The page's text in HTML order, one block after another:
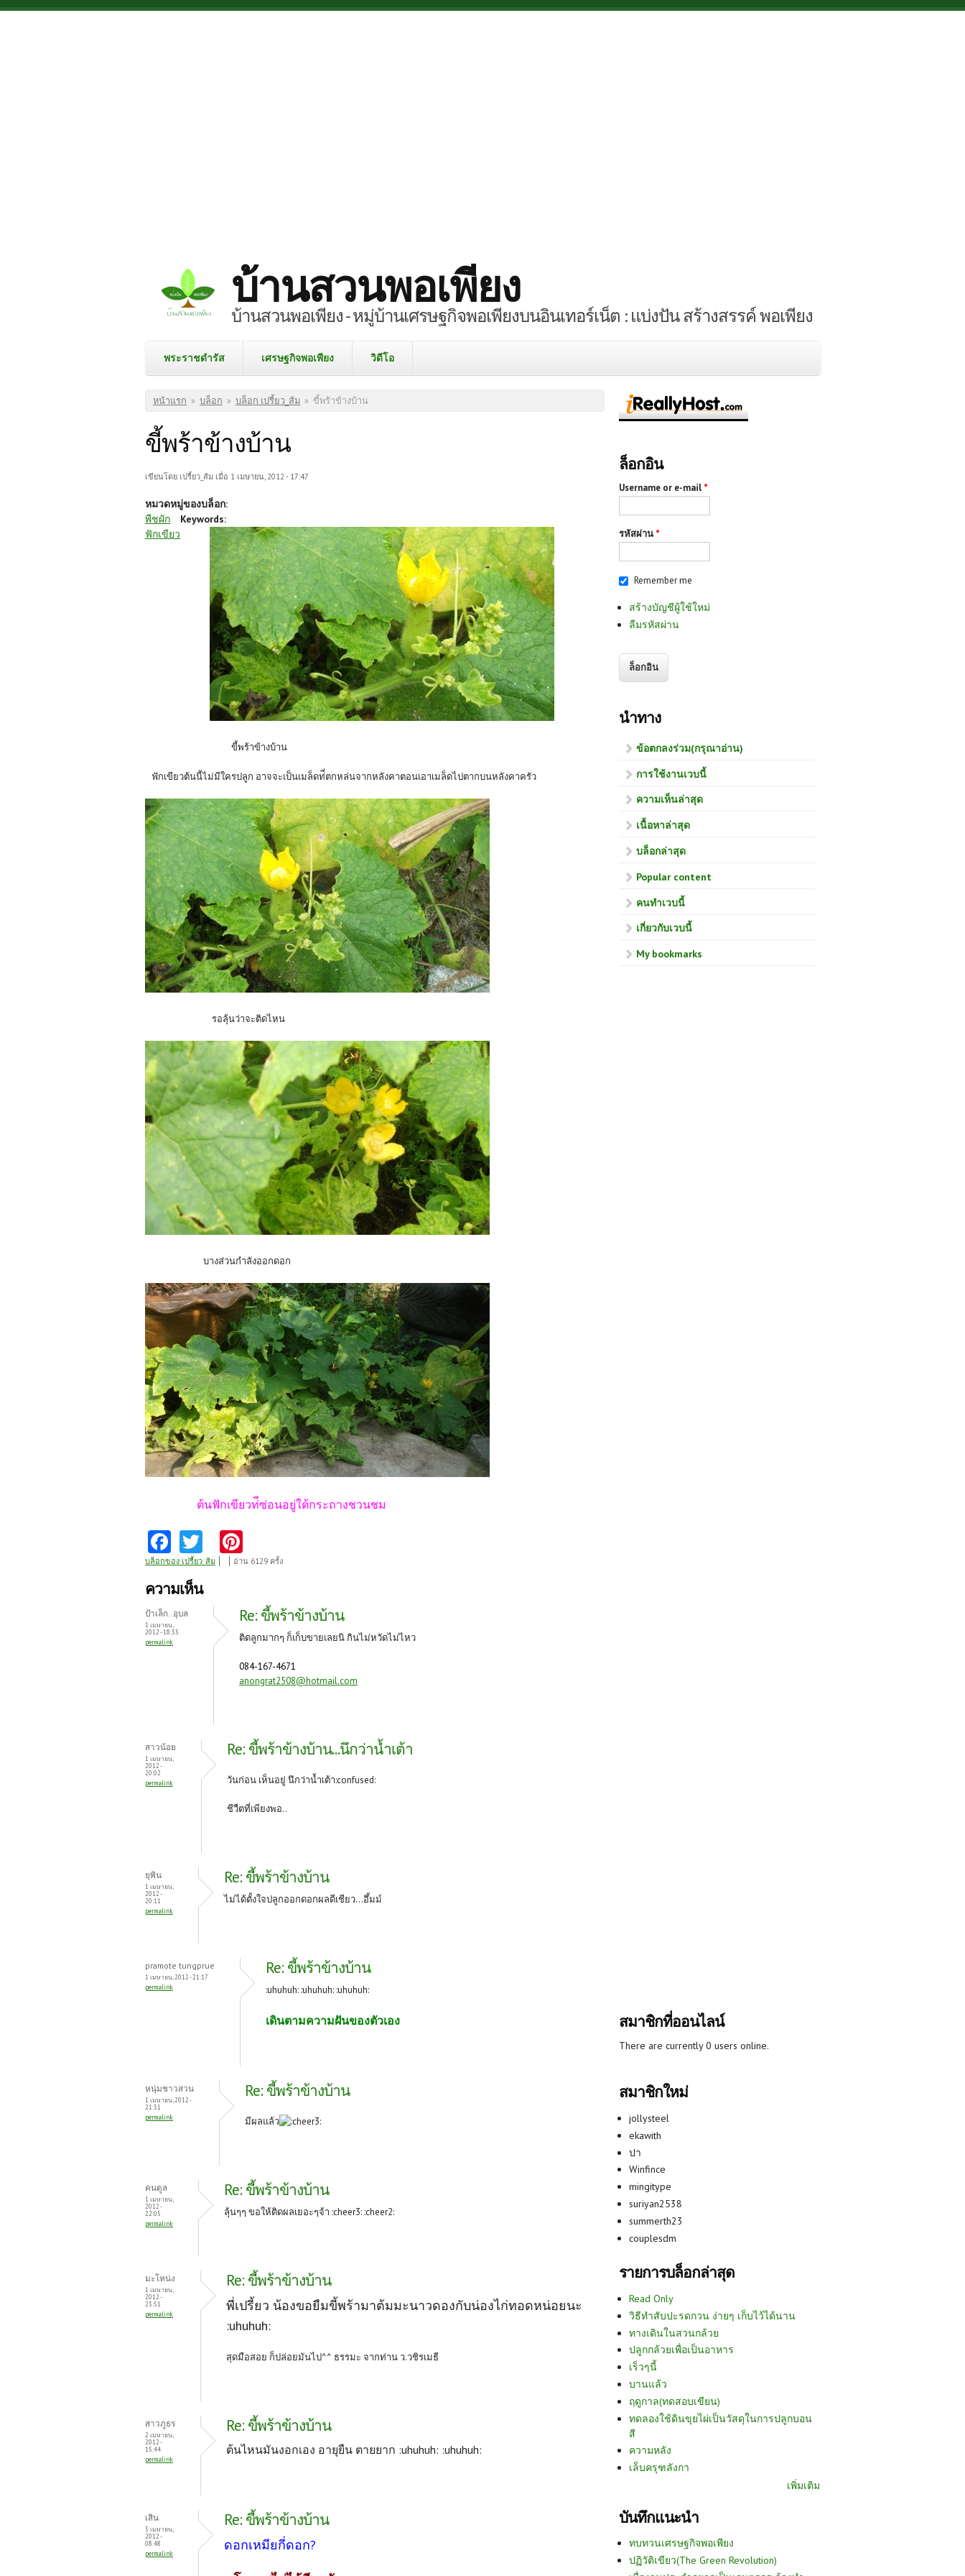
Skip to main content
บ้านสวนพอเพียง
บ้านสวนพอเพียง - หมู่บ้านเศรษฐกิจพอเพียงบนอินเทอร์เน็ต : แบ่งปัน สร้างสรรค์ พอเพียง
พระราชดำรัส เศรษฐกิจพอเพียง วิดีโอ
คุณอยู่ที่นี่
หน้าแรก » บล็อก » บล็อก เปรี้ยว_ส้ม » ขี้พร้าข้างบ้าน
ขี้พร้าข้างบ้าน
เขียนโดย เปรี้ยว_ส้ม เมื่อ 1 เมษายน, 2012 - 17:47
หมวดหมู่ของบล็อก:
พืชผัก
Keywords:
ฟักเขียว
ขี้พร้าข้างบ้าน
ฟักเขียวต้นนี้ไม่มีใครปลูก อาจจะเป็นเมล็ดท่ี่ตกหล่นจากหลังคาตอนเอาเมล็ดไปตากบนหลังคาครัว
รอลุ้นว่าจะติดไหน
บางส่วนกำลังออกดอก
ต้นฟักเขียวท่ีซ่อนอยู่ใต้กระถางชวนชม
Fa
ce
b
o
o
k
w
itt
er
nt
es
t
บล็อกของ เปรี้ยว_ส้ม อ่าน 6129 ครั้ง
ความเห็น
ป้าเล็ก..อุบล
1 เมษายน,
2012 - 18:33
permalink
Re: ขี้พร้าข้างบ้าน
ติดลูกมากๆ ก็เก็บขายเลยนิ กินไม่หวัดไม่ไหว
084-167-4671
anongrat2508@hotmail.com
สาวน้อย
1 เมษายน,
2012 -
20:02
permalink
Re: ขี้พร้าข้างบ้าน...นึกว่าน้ำเต้า
วันก่อน เห็นอยู่ นึกว่าน้ำเต้า:confused:
ชีวืตที่เพียงพอ..
ยุพิน
1 เมษายน,
2012 -
20:11
permalink
Re: ขี้พร้าข้างบ้าน
ไม่ได้ตั้งใจปลูกออกดอกผลดีเชียว...อึ้มม์
pramote tungprue
1 เมษายน, 2012 - 21:17
permalink
Re: ขี้พร้าข้างบ้าน
:uhuhuh: :uhuhuh: :uhuhuh:
เดินตามความฝันของตัวเอง
หนุ่มชาวสวน
1 เมษายน, 2012 -
21:31
permalink
Re: ขี้พร้าข้างบ้าน
มีผลแล้ว
คนตูล
1 เมษายน,
2012 -
22:05
permalink
Re: ขี้พร้าข้างบ้าน
ลุ้นๆๆ ขอให้ติดผลเยอะๆจ้า :cheer3: :cheer2:
มะโหน่ง
1 เมษายน,
2012 -
23:51
permalink
Re: ขี้พร้าข้างบ้าน
พี่เปรี้ยว น้องขอยืมขี้พร้ามาต้มมะนาวดองกับน่องไก่ทอดหน่อยนะ
:uhuhuh:
สุดมือสอย ก็ปล่อยมันไป^^ ธรรมะ จากท่าน ว.วชิรเมธี
สาวภูธร
2 เมษายน,
2012 -
15:44
permalink
Re: ขี้พร้าข้างบ้าน
ต้นไหนมันงอกเอง อายุยืน ตายยาก :uhuhuh: :uhuhuh:
เสิน
3 เมษายน,
2012 -
08:48
permalink
Re: ขี้พร้าข้างบ้าน
ดอกเหมียกี่ดอก?
ล็อกอิน
Username or e-mail *
รหัสผ่าน *
Remember me
สร้างบัญชีผู้ใช้ใหม่
ลืมรหัสผ่าน
นำทาง
ข้อตกลงร่วม(กรุณาอ่าน)
การใช้งานเวบนี้
ความเห็นล่าสุด
เนื้อหาล่าสุด
บล็อกล่าสุด
Popular content
คนทำเวบนี้
เกี่ยวกับเวบนี้
My bookmarks
สมาชิกที่ออนไลน์
There are currently 0 users online.
สมาชิกใหม่
jollysteel
ekawith
ปา
Winfince
mingitype
suriyan2538
summerth23
couplesdm
รายการบล็อกล่าสุด
Read Only
วิธีทำสับปะรดกวน ง่ายๆ เก็บไว้ได้นาน
ทางเดินในสวนกล้วย
ปลูกกล้วยเพื่อเป็นอาหาร
เร็วๆนี้
บานแล้ว
ฤดูกาล(ทดสอบเขียน)
ทดลองใช้ดินขุยไผ่เป็นวัสดุในการปลูกบอน
สี
ความหลัง
เล็บครุฑลังกา
เพิ่มเติม
บันทึกแนะนำ
ทบทวนเศรษฐกิจพอเพียง
ปฏิวัติเขียว(The Green Revolution)